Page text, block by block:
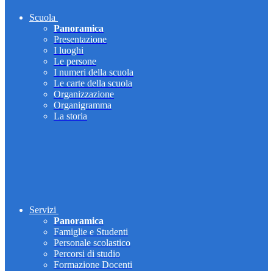
Scuola
Panoramica
Presentazione
I luoghi
Le persone
I numeri della scuola
Le carte della scuola
Organizzazione
Organigramma
La storia
Servizi
Panoramica
Famiglie e Studenti
Personale scolastico
Percorsi di studio
Formazione Docenti